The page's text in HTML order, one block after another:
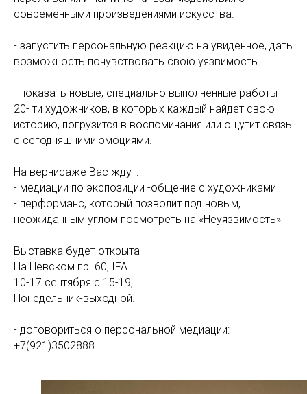
современными произведениями искусства.
- запустить персональную реакцию на увиденное, дать
возможность почувствовать свою уязвимость.
- показать новые, специально выполненные работы
20- ти художников, в которых каждый найдет свою
историю, погрузится в воспоминания или ощутит связь
с сегодняшними эмоциями.
На вернисаже Вас ждут:
- медиации по экспозиции -общение с художниками
- перформанс, который позволит под новым,
неожиданным углом посмотреть на «Неуязвимость»
Выставка будет открыта
На Невском пр. 60, IFA
10-17 сентября с 15-19,
Понедельник-выходной.
- договориться о персональной медиации:
+7(921)3502888